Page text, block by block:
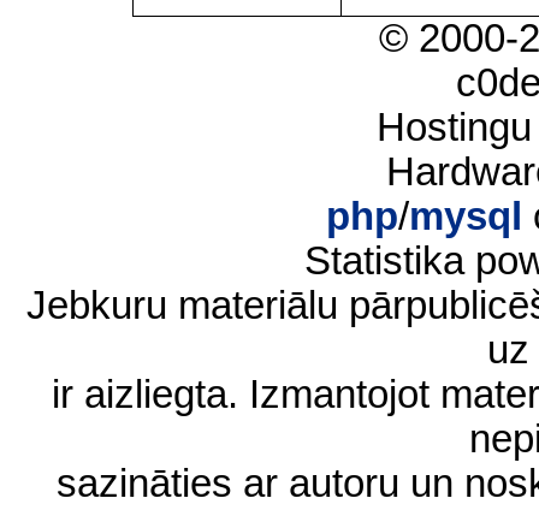
© 2000-
php/mysql
Statistika
Jebkuru materiālu
ir aizliegta. Izmantojot
sazināties ar autoru un